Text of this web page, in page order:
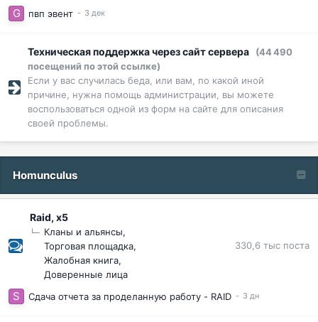
пвп эвент
Техническая поддержка через сайт сервера
(44 490
посещений по этой ссылке)
Если у вас случилась беда, или вам, по какой иной
причине, нужна помощь администрации, вы можете
воспользоваться одной из форм на сайте для описания
своей проблемы.
Homunculus
Raid, x5
Кланы и альянсы
Торговая площадка
Жалобная книга
Доверенные лица
330,6 тыс поста
Сдача отчета за проделанную работу - RAID